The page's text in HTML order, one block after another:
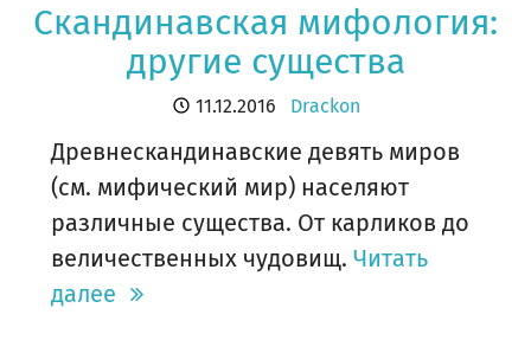
Скандинавская мифология:
другие существа
11.12.2016 Drackon
Древнескандинавские девять миров
(см. мифический мир) населяют
различные существа. От карликов до
величественных чудовищ. Читать
далее